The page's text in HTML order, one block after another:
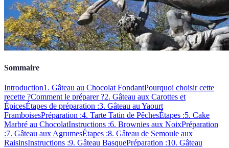
Sommaire
Introduction1. Gâteau au Chocolat FondantPourquoi choisir cette
recette ?Comment le préparer ?2. Gâteau aux Carottes et
ÉpicesÉtapes de préparation :3. Gâteau au Yaourt
FramboisesPréparation :4. Tarte Tatin de PêchesÉtapes :5. Cake
Marbré au ChocolatInstructions :6. Brownies aux NoixPréparation
:7. Gâteau aux AgrumesÉtapes :8. Gâteau de Semoule aux
RaisinsInstructions :9. Gâteau BasquePréparation :10. Gâteau